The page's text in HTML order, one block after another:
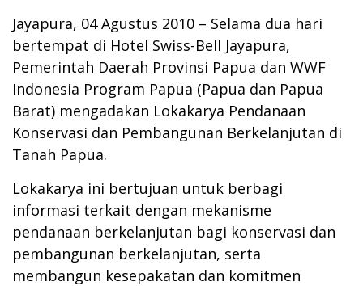
Jayapura, 04 Agustus 2010 – Selama dua hari
bertempat di Hotel Swiss-Bell Jayapura,
Pemerintah Daerah Provinsi Papua dan WWF
Indonesia Program Papua (Papua dan Papua
Barat) mengadakan Lokakarya Pendanaan
Konservasi dan Pembangunan Berkelanjutan di
Tanah Papua.
Lokakarya ini bertujuan untuk berbagi
informasi terkait dengan mekanisme
pendanaan berkelanjutan bagi konservasi dan
pembangunan berkelanjutan, serta
membangun kesepakatan dan komitmen